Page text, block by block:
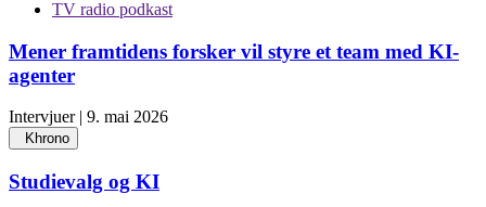
TV radio podkast
Mener framtidens forsker vil styre et team med KI-
agenter
Intervjuer | 9. mai 2026
Khrono
Studievalg og KI